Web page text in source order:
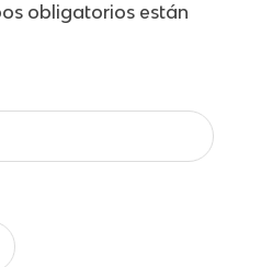
obligatorios están